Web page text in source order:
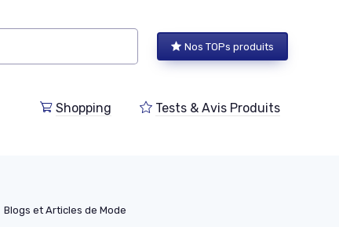
Nos TOPs produits
Shopping Tests & Avis Produits
Blogs et Articles de Mode